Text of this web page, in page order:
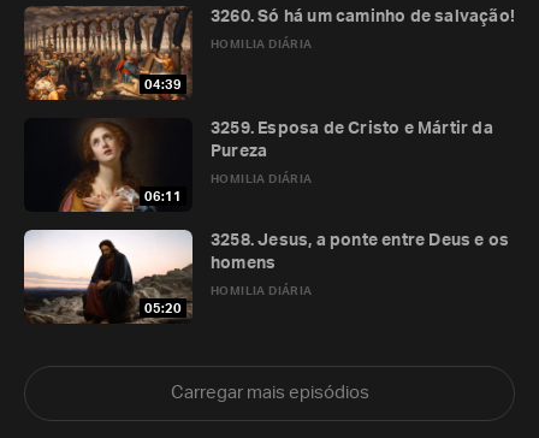
04:39
HOMILIA DIÁRIA
3260. Só há um caminho de salvação!
06:11
HOMILIA DIÁRIA
3259. Esposa de Cristo e Mártir da
Pureza
05:20
HOMILIA DIÁRIA
3258. Jesus, a ponte entre Deus e os
homens
Carregar mais episódios